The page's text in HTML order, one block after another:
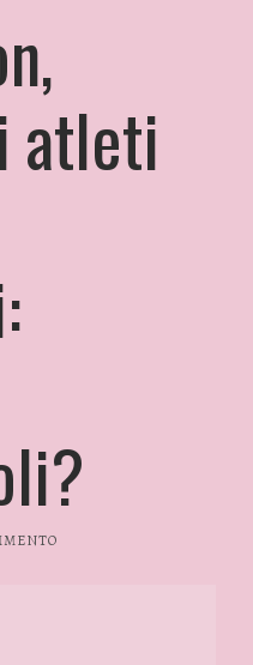
atleti